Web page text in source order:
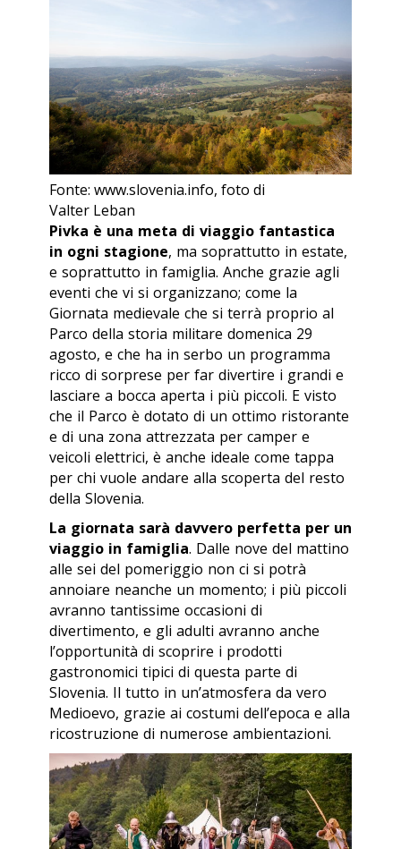
Fonte: www.slovenia.info, foto di
Valter Leban
Pivka è una meta di viaggio fantastica
in ogni stagione, ma soprattutto in estate,
e soprattutto in famiglia. Anche grazie agli
eventi che vi si organizzano; come la
Giornata medievale che si terrà proprio al
Parco della storia militare domenica 29
agosto, e che ha in serbo un programma
ricco di sorprese per far divertire i grandi e
lasciare a bocca aperta i più piccoli. E visto
che il Parco è dotato di un ottimo ristorante
e di una zona attrezzata per camper e
veicoli elettrici, è anche ideale come tappa
per chi vuole andare alla scoperta del resto
della Slovenia.
La giornata sarà davvero perfetta per un
viaggio in famiglia. Dalle nove del mattino
alle sei del pomeriggio non ci si potrà
annoiare neanche un momento; i più piccoli
avranno tantissime occasioni di
divertimento, e gli adulti avranno anche
l’opportunità di scoprire i prodotti
gastronomici tipici di questa parte di
Slovenia. Il tutto in un’atmosfera da vero
Medioevo, grazie ai costumi dell’epoca e alla
ricostruzione di numerose ambientazioni.